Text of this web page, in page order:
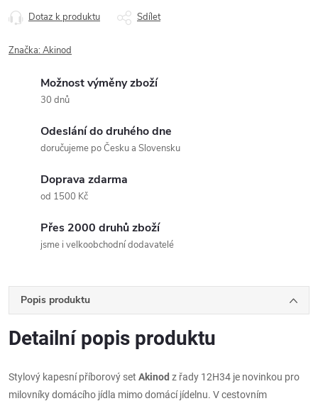
Dotaz k produktu Sdílet
Značka:Akinod
Možnost výměny zboží
30 dnů
Odeslání do druhého dne
doručujeme po Česku a Slovensku
Doprava zdarma
od 1500 Kč
Přes 2000 druhů zboží
jsme i velkoobchodní dodavatelé
Popis produktu
Detailní popis produktu
Stylový kapesní příborový set Akinod z řady 12H34 je novinkou pro
milovníky domácího jídla mimo domácí jídelnu. V cestovním